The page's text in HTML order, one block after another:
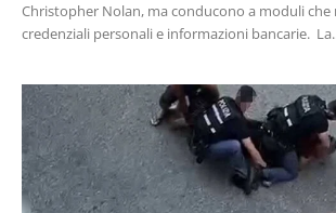
Christopher Nolan, ma conducono a moduli che
credenziali personali e